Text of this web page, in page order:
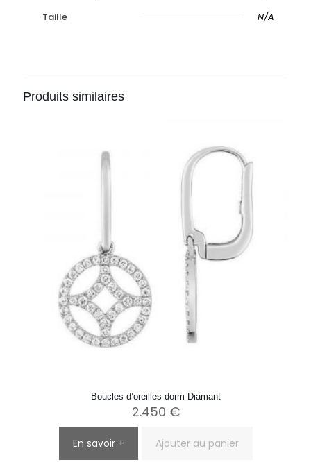
Taille
N/A
Produits similaires
Boucles d’oreilles dorm Diamant
2.450 €
En savoir + Ajouter au panier